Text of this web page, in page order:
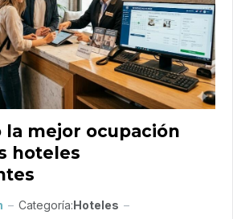
la mejor ocupación
hoteles
Categoría:Hoteles